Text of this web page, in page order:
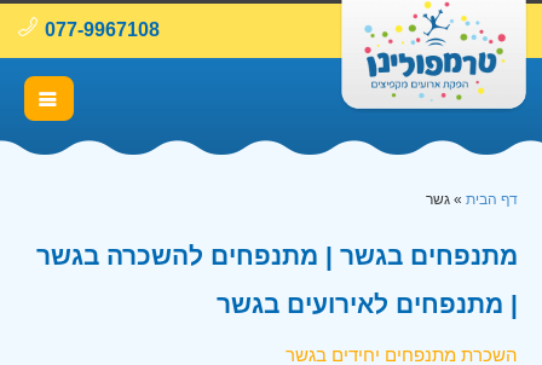
077-9967108
דף הבית » גשר
מתנפחים בגשר | מתנפחים להשכרה בגשר
| מתנפחים לאירועים בגשר
השכרת מתנפחים יחידים בגשר